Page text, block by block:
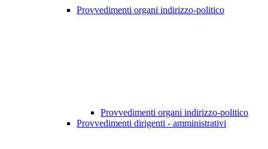
Provvedimenti organi indirizzo-politico
Provvedimenti organi indirizzo-politico
Provvedimenti dirigenti - amministrativi